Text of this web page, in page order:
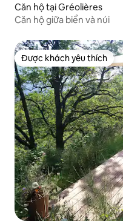
Căn hộ tại Gréolières
Căn hộ giữa biển và núi
Được khách yêu thích
Được khách yêu thích